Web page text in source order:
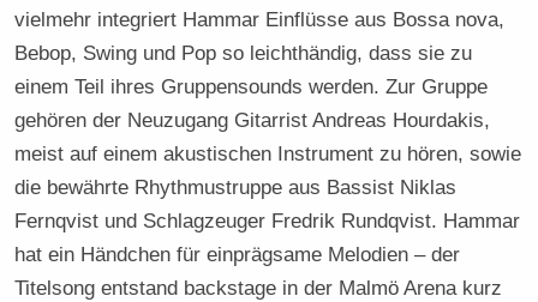
vielmehr integriert Hammar Einflüsse aus Bossa nova,
Bebop, Swing und Pop so leichthändig, dass sie zu
einem Teil ihres Gruppensounds werden. Zur Gruppe
gehören der Neuzugang Gitarrist Andreas Hourdakis,
meist auf einem akustischen Instrument zu hören, sowie
die bewährte Rhythmustruppe aus Bassist Niklas
Fernqvist und Schlagzeuger Fredrik Rundqvist. Hammar
hat ein Händchen für einprägsame Melodien – der
Titelsong entstand backstage in der Malmö Arena kurz